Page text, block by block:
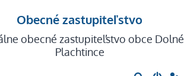
Obecné zastupiteľstvo
obecné zastupiteľstvo obce Dolné
Plachtince